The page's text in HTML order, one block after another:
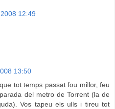
12:49
13:50
tot temps passat fou millor, feu
del metro de Torrent (la de
Vos tapeu els ulls i tireu tot